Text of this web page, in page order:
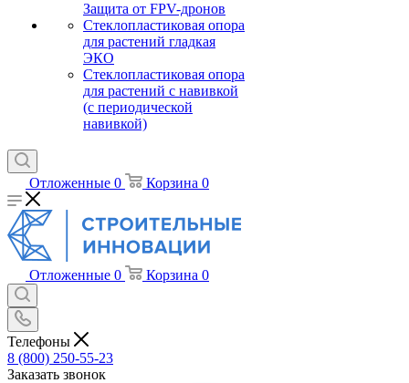
Защита от FPV-дронов
Стеклопластиковая опора
для растений гладкая
ЭКО
Стеклопластиковая опора
для растений с навивкой
(с периодической
навивкой)
Отложенные 0 Корзина 0
Отложенные 0 Корзина 0
Телефоны
8 (800) 250-55-23
Заказать звонок